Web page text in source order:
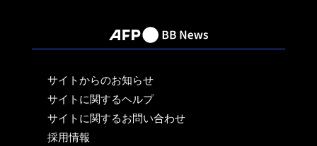
サイトからのお知らせ
サイトに関するヘルプ
サイトに関するお問い合わせ
採用情報